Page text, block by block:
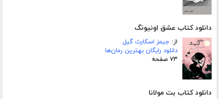
دانلود کتاب عشق اونیونگ
از: جیمز اسکارث گیل
دانلود رایگان بهترین رمان‌ها
۷۳ صفحه
دانلود کتاب بت مولانا